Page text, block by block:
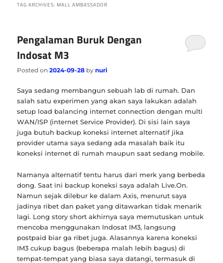
TAG ARCHIVES:MALL AMBASSADOR
Pengalaman Buruk Dengan
Indosat M3
Posted on2024-09-28 bynuri
Saya sedang membangun sebuah lab di rumah. Dan
salah satu experimen yang akan saya lakukan adalah
setup load balancing internet connection dengan multi
WAN/ISP (internet Service Provider). Di sisi lain saya
juga butuh backup koneksi internet alternatif jika
provider utama saya sedang ada masalah baik itu
koneksi internet di rumah maupun saat sedang mobile.
Namanya alternatif tentu harus dari merk yang berbeda
dong. Saat ini backup koneksi saya adalah Live.On.
Namun sejak dilebur ke dalam Axis, menurut saya
jadinya ribet dan paket yang ditawarkan tidak menarik
lagi. Long story short akhirnya saya memutuskan untuk
mencoba menggunakan Indosat IM3, langsung
postpaid biar ga ribet juga. Alasannya karena koneksi
IM3 cukup bagus (beberapa malah lebih bagus) di
tempat-tempat yang biasa saya datangi, termasuk di